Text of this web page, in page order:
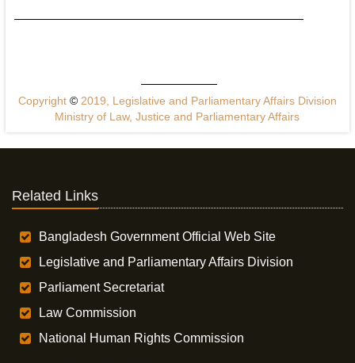
Copyright ©2019, Legislative and Parliamentary Affairs Division
Ministry of Law, Justice and Parliamentary Affairs
Related Links
Bangladesh Government Official Web Site
Legislative and Parliamentary Affairs Division
Parliament Secretariat
Law Commission
National Human Rights Commission